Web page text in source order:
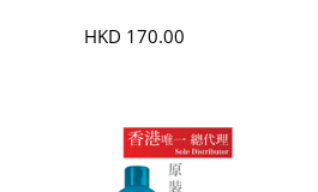
HKD 170.00